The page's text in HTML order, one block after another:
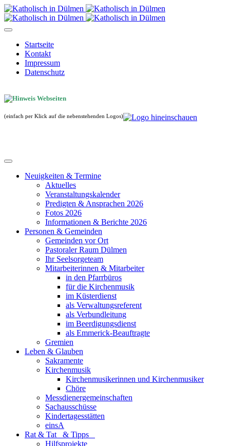
Startseite
Kontakt
Impressum
Datenschutz
(einfach per Klick auf die nebenstehenden Logos)
Neuigkeiten & Termine
Aktuelles
Veranstaltungskalender
Predigten & Ansprachen 2026
Fotos 2026
Informationen & Berichte 2026
Personen & Gemeinden
Gemeinden vor Ort
Pastoraler Raum Dülmen
Ihr Seelsorgeteam
Mitarbeiterinnen & Mitarbeiter
in den Pfarrbüros
für die Kirchenmusik
im Küsterdienst
als Verwaltungsreferent
als Verbundleitung
im Beerdigungsdienst
als Emmerick-Beauftragte
Gremien
Leben & Glauben
Sakramente
Kirchenmusik
Kirchenmusikerinnen und Kirchenmusiker
Chöre
Messdienergemeinschaften
Sachausschüsse
Kindertagesstätten
einsA
Rat & Tat & Tipps
Hilfsprojekte